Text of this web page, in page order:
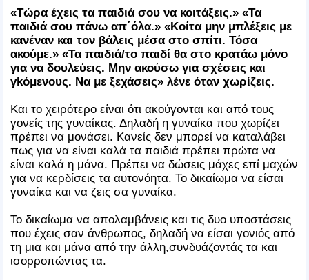
«Τώρα έχεις τα παιδιά σου να κοιτάξεις.» «Τα
παιδιά σου πάνω απ΄όλα.» «Κοίτα μην μπλέξεις με
κανέναν και τον βάλεις μέσα στο σπίτι. Τόσα
ακούμε.» «Τα παιδιά/το παιδί θα στο κρατάω μόνο
για να δουλεύεις. Μην ακούσω για σχέσεις και
γkόμενους. Να με ξεχάσεις» λένε όταν χωρίζεις.
Και το χειρότερο είναι ότι ακούγονται και από τους
γονείς της γυναίκας. Δηλαδή η γυναίκα που χωρίζει
πρέπει να μονάσει. Κανείς δεν μπορεί να καταλάβει
πως για να είναι καλά τα παιδιά πρέπει πρώτα να
είναι καλά η μάνα. Πρέπει να δώσεις μάχες επί μαχών
για να κερδίσεις τα αυτονόητα. Το δικαίωμα να είσαι
γυναίκα και να ζεις σα γυναίκα.
Το δικαίωμα να απολαμβάνεις και τις δυο υποστάσεις
που έχεις σαν άνθρωπος, δηλαδή να είσαι γονιός από
τη μια και μάνα από την άλλη,συνδυάζοντάς τα και
ισορροπώντας τα.